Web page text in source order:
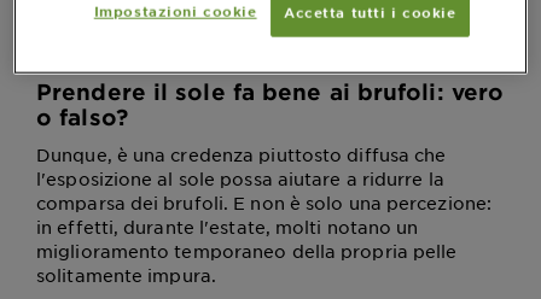
Prendere il sole fa bene ai brufoli: vero
o falso?
Dunque, è una credenza piuttosto diffusa che
l'esposizione al sole possa aiutare a ridurre la
comparsa dei brufoli. E non è solo una percezione:
in effetti, durante l'estate, molti notano un
miglioramento temporaneo della propria pelle
solitamente impura.
Impostazioni cookie Accetta tutti i cookie